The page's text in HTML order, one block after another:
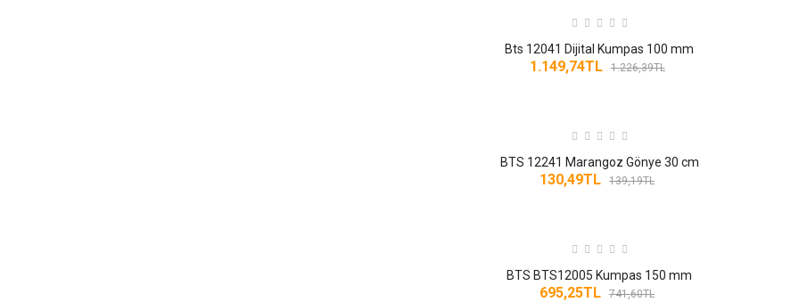
YAPRAK TOPLAMA ÜFLEME
ELEKTRIK MALZEMELERI
Bts 12041 Dijital Kumpas 100 mm
1.149,74TL 1.226,39TL
BTS 12241 Marangoz Gönye 30 cm
130,49TL 139,19TL
BTS BTS12005 Kumpas 150 mm
695,25TL 741,60TL